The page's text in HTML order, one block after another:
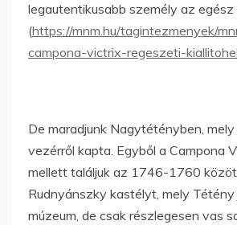
legautentikusabb személy az egész
(https://mnm.hu/tagintezmenyek/
campona-victrix-regeszeti-
De maradjunk Nagytétényben,
vezérről kapta. Egyből a Campona
mellett találjuk az 1746-1760
Rudnyánszky kastélyt, mely Tétény
múzeum, de csak részlegesen vas